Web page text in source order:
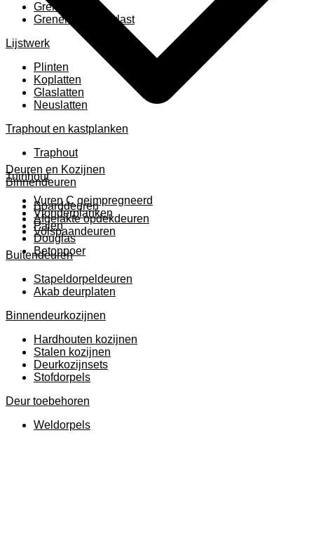
Grenen B ruw
Grenen gevingerlast
Lijstwerk
Plinten
Koplatten
Glaslatten
Neuslatten
Traphout en kastplanken
Traphout
Tuinhout
Vuren C geimpregneerd
Vlonderplanken
Palen
Douglas
Betonpoer
Deuren en Kozijnen
Binnendeuren
Boarddeuren
Afgelakte opdekdeuren
Volspaandeuren
Buitendeuren
Stapeldorpeldeuren
Akab deurplaten
Binnendeurkozijnen
Hardhouten kozijnen
Stalen kozijnen
Deurkozijnsets
Stofdorpels
Deur toebehoren
Weldorpels